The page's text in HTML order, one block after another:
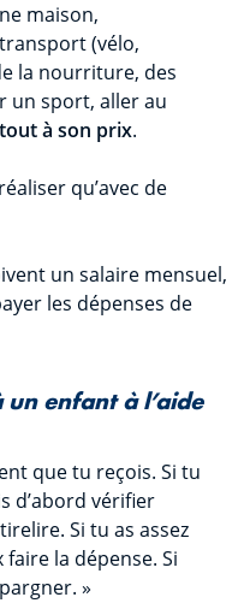
maison,
(vélo,
la nourriture, des
un sport, aller au
tout à son prix.
qu’avec de
un salaire mensuel,
les dépenses de
enfant à l’aide
que tu reçois. Si tu
d’abord vérifier
Si tu as assez
la dépense. Si
»